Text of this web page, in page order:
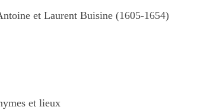
et Laurent Buisine (1605-1654)
et lieux